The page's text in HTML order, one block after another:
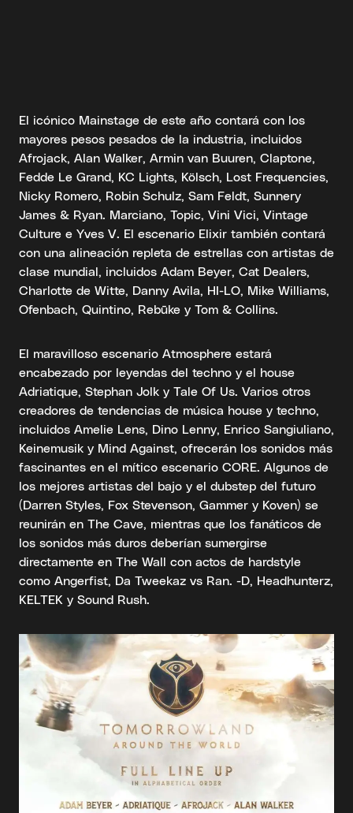
El icónico Mainstage de este año contará con los
mayores pesos pesados de la industria, incluidos
Afrojack, Alan Walker, Armin van Buuren, Claptone,
Fedde Le Grand, KC Lights, Kölsch, Lost Frequencies,
Nicky Romero, Robin Schulz, Sam Feldt, Sunnery
James & Ryan. Marciano, Topic, Vini Vici, Vintage
Culture e Yves V. El escenario Elixir también contará
con una alineación repleta de estrellas con artistas de
clase mundial, incluidos Adam Beyer, Cat Dealers,
Charlotte de Witte, Danny Avila, HI-LO, Mike Williams,
Ofenbach, Quintino, Rebūke y Tom & Collins.
El maravilloso escenario Atmosphere estará
encabezado por leyendas del techno y el house
Adriatique, Stephan Jolk y Tale Of Us. Varios otros
creadores de tendencias de música house y techno,
incluidos Amelie Lens, Dino Lenny, Enrico Sangiuliano,
Keinemusik y Mind Against, ofrecerán los sonidos más
fascinantes en el mítico escenario CORE. Algunos de
los mejores artistas del bajo y el dubstep del futuro
(Darren Styles, Fox Stevenson, Gammer y Koven) se
reunirán en The Cave, mientras que los fanáticos de
los sonidos más duros deberían sumergirse
directamente en The Wall con actos de hardstyle
como Angerfist, Da Tweekaz vs Ran. -D, Headhunterz,
KELTEK y Sound Rush.